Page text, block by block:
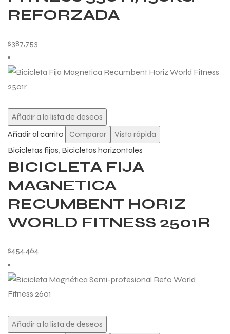
REFORZADA
$387,753
Añadir a la lista de deseos
Añadir al carrito
Comparar
Vista rápida
Bicicletas fijas, Bicicletas horizontales
BICICLETA FIJA
MAGNETICA
RECUMBENT HORIZ
WORLD FITNESS 2501R
$454,464
Añadir a la lista de deseos